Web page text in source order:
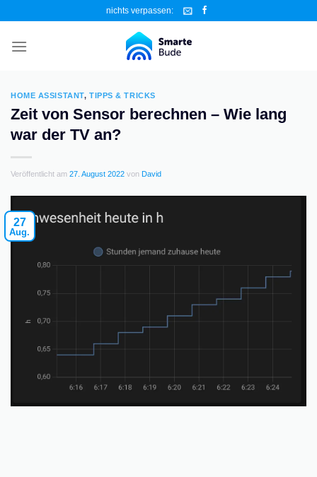
springen
nichts verpassen:
HOME ASSISTANT, TIPPS & TRICKS
Zeit von Sensor berechnen – Wie lang
war der TV an?
Veröffentlicht am 27. August 2022 von David
27
Aug.